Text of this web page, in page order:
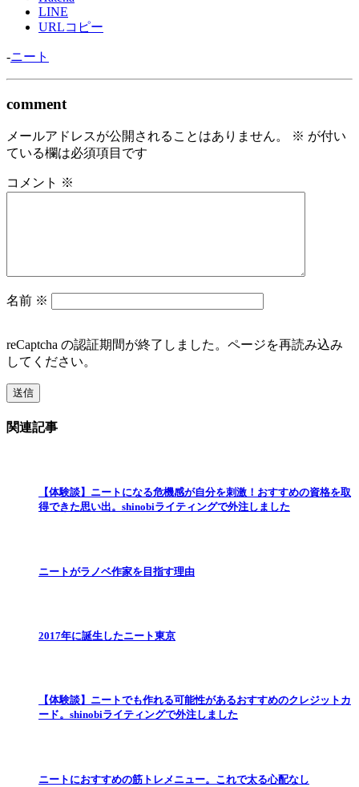
LINE
URLコピー
-ニート
comment
メールアドレスが公開されることはありません。 ※ が付い
ている欄は必須項目です
コメント ※
名前 ※
reCaptcha の認証期間が終了しました。ページを再読み込み
してください。
関連記事
【体験談】ニートになる危機感が自分を刺激！おすすめの資格を取
得できた思い出。shinobiライティングで外注しました
ニートがラノベ作家を目指す理由
2017年に誕生したニート東京
【体験談】ニートでも作れる可能性があるおすすめのクレジットカ
ード。shinobiライティングで外注しました
ニートにおすすめの筋トレメニュー。これで太る心配なし